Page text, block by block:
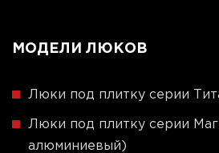
МОДЕЛИ ЛЮКОВ
Люки под плитку серии
Люки под плитку серии
алюминиевый)